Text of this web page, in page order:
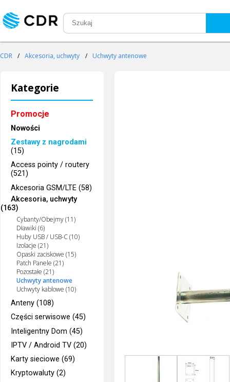
CDR / Akcesoria, uchwyty / Uchwyty antenowe
Kategorie
Promocje
Nowości
Zestawy z nagrodami
(15)
Access pointy / routery
(521)
Akcesoria GSM/LTE (58)
Akcesoria, uchwyty
(163)
Cybanty/Obejmy (11)
Dławiki (6)
Huby USB / USB-C (10)
Izolacje (21)
Opaski zaciskowe (15)
Patch Panele (21)
Pozostałe (21)
Uchwyty antenowe
Uchwyty kablowe (10)
Anteny (108)
Części serwisowe (45)
Inteligentny Dom (45)
IPTV / Android TV (20)
Karty sieciowe (69)
Kryptowaluty (2)